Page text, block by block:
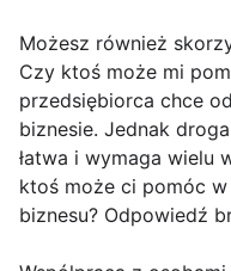
Możesz również
Czy ktoś może mi
przedsiębiorca chce
biznesie. Jednak
łatwa i wymaga wielu
ktoś może ci pomóc
biznesu? Odpowiedź